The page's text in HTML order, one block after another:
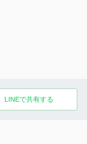
LINEで共有する